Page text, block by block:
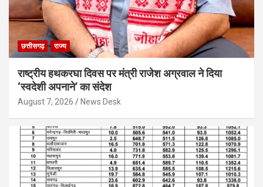
छत्तीसगढ़ राज्य
राष्ट्रीय हथकरघा दिवस पर मंत्री राजेश अग्रवाल ने दिया
‘स्वदेशी अपनाने’ का संदेश
August 7, 2026 News Desk